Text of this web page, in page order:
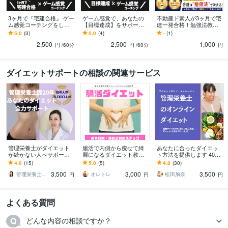
3ヶ月で『宅建合格』 ゲー
ム感覚コーチングをしま
す 【先着5名】残り2名！
宅建士を3ヶ月で合格圏内
5.0 (3)
2,500 円 /60分
ゲーム感覚で、あなたの
【目標達成】をサポート
します 攻略法がわかれ
ば、ゲームは簡単！どん
どん行動が加速する！
5.0 (4)
2,500 円 /60分
不動産ド素人が3ヶ月で宅
建一発合格！勉強法教え
ます 宅建合格のカギは知
識量じゃなく勉強法で
- (1)
1,000 円
ダイエットサポートの相談の関連サービス
管理栄養士がダイエット
が続かない人へサポート
します 食と栄養のプロに
よる正しいダイエット知
識、メニュー構成伝授！
4.8 (15)
管理栄養士kono
3,500 円
腸活で内側から痩せて綺
麗になるダイエット教え
ます 腸内環境を整えて痩
せる食事と軽い運動で体
重を落としましょう。
5.0 (5)
オレトレ
3,000 円
あなたに合ったダイエッ
ト方法を提供します 40
代〜でも大丈夫！性格・
環境を含めてのダイエッ
トプラン！
4.8 (30)
松田加奈
3,500 円
よくある質問
どんな内容の相談ですか？